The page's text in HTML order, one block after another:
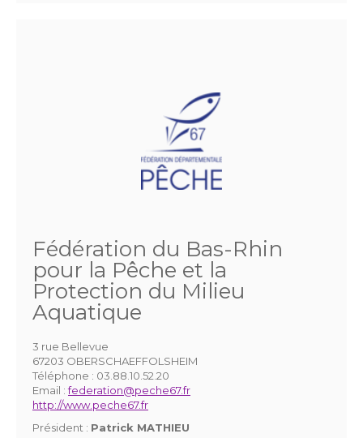
Fédération du Bas-Rhin
pour la Pêche et la
Protection du Milieu
Aquatique
3 rue Bellevue
67203 OBERSCHAEFFOLSHEIM
Téléphone : 03.88.10.52.20
Email :federation@peche67.fr
http://www.peche67.fr
Président : Patrick MATHIEU